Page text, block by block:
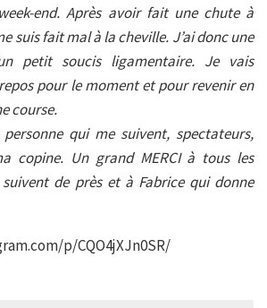
end. Après avoir fait une chute à
suis fait mal à la cheville. J’ai donc une
petit soucis ligamentaire. Je vais
pour le moment et pour revenir en
course.
qui me suivent, spectateurs,
copine. Un grand MERCI à tous les
de près et à Fabrice qui donne
p/CQO4jXJn0SR/